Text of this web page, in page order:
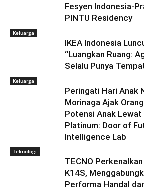
Fesyen Indonesia-
PINTU Residency
Keluarga
IKEA Indonesia
“Luangkan Ruang:
Selalu Punya
Keluarga
Peringati Hari Anak
Morinaga Ajak
Potensi Anak Lewat
Platinum: Door of
Intelligence Lab
Teknologi
TECNO
K14S,
Performa Handal